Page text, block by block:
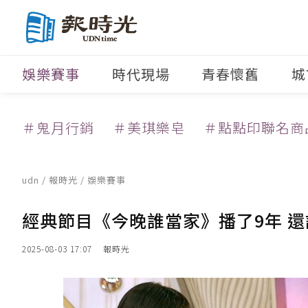
娛樂賽事 時代現場 青春懷舊
＃鬼月行銷 ＃美琪樂皂 ＃點點印聯名
udn / 報時光 / 娛樂賽事
經典節目《今晚誰當家》播了9年
2025-08-03 17:07 報時光